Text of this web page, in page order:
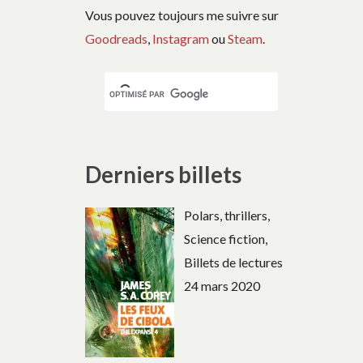
Vous pouvez toujours me suivre sur
Goodreads, InstagramouSteam.
Derniers billets
Polars, thrillers,
Science fiction,
Billets de lectures
24 mars 2020